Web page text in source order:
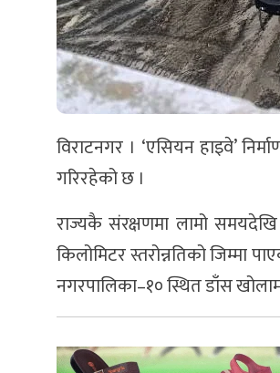
विराटनगर । ‘एसियन हाइवे’
गरिरहेको छ ।
राज्यकै संरक्षणमा लामो
किलोमिटर स्तरोन्नतिको जिम्मा
नगरपालिका–१० स्थित डाँस